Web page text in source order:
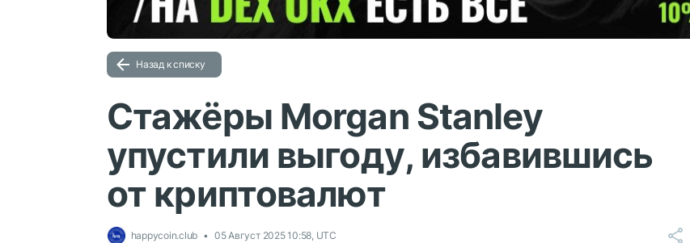
Назад к списку
Стажёры Morgan Stanley
упустили выгоду, избавившись
от криптовалют
happycoin.club 05 Август 2025 10:58, UTC